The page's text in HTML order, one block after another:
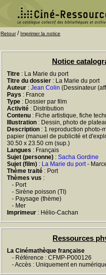
Retour/ Imprimer la notice
Notice
Titre : La Marie du port
Titre du dossier : La Marie du port
Auteur : Jean Colin (Dessinateur
Pays : France
Type : Dossier par film
Activité : Distribution
Contenu : Fiche artistique, fiche
Illustration : Dessin, photo de
Description : 1 reproduction photo-
papier (manuel de publicité et
30.50 x 23.50 cm (sup.)
Langues : Français
Sujet (personne) : Sacha Gordine
Sujet (film) : La Marie du port-
Thème traité : Port
Thèmes vus :
- Port
- Sirène poisson (TI)
- Paysage (thème)
- Mer
Imprimeur : Hélio-Cachan
Ressources
La Cinémathèque française
- Référence : CFMP-P000126
- Accès : Uniquement en